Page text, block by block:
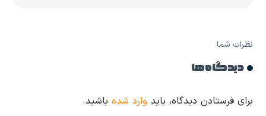
نظرات شما
دیدگاه ها
برای فرستادن دیدگاه، باید وارد شده باشید.